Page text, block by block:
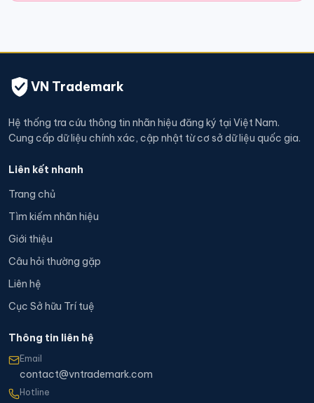
VN Trademark
Hệ thống tra cứu thông tin nhãn hiệu đăng ký tại Việt Nam.
Cung cấp dữ liệu chính xác, cập nhật từ cơ sở dữ liệu quốc gia.
Liên kết nhanh
Trang chủ
Tìm kiếm nhãn hiệu
Giới thiệu
Câu hỏi thường gặp
Liên hệ
Cục Sở hữu Trí tuệ
Thông tin liên hệ
Email
contact@vntrademark.com
Hotline